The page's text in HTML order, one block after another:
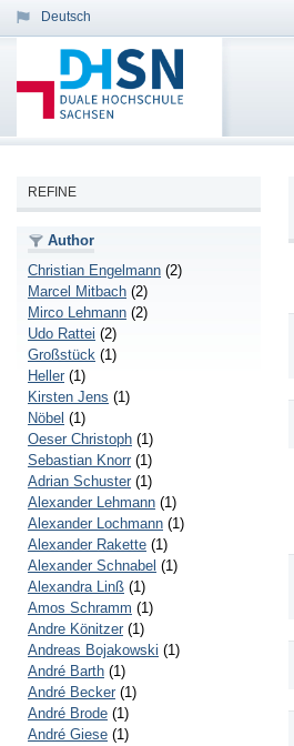
Deutsch
REFINE
Author
Christian Engelmann (2)
Marcel Mitbach (2)
Mirco Lehmann (2)
Udo Rattei (2)
Großstück (1)
Heller (1)
Kirsten Jens (1)
Nöbel (1)
Oeser Christoph (1)
Sebastian Knorr (1)
Adrian Schuster (1)
Alexander Lehmann (1)
Alexander Lochmann (1)
Alexander Rakette (1)
Alexander Schnabel (1)
Alexandra Linß (1)
Amos Schramm (1)
Andre Könitzer (1)
Andreas Bojakowski (1)
André Barth (1)
André Becker (1)
André Brode (1)
André Giese (1)